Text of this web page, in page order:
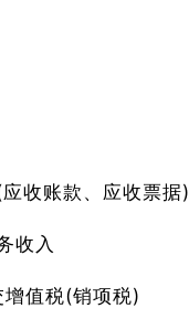
收账款、应收票据)
收入
值税(销项税)